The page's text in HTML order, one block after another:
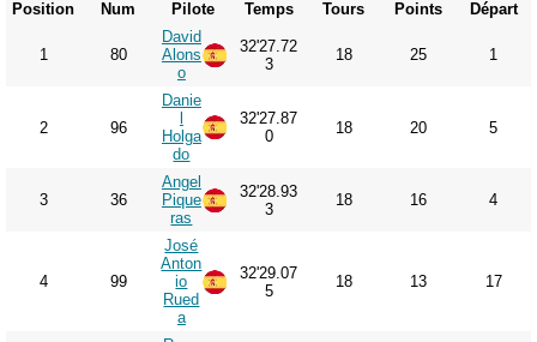
Position Num Pilote Temps Tours Points Départ
1 80
David
Alons
o
32'27.72
3
18 25 1
2 96
Danie
Holga
do
32'27.87
0
18 20 5
3 36
Angel
Pique
ras
32'28.93
3
18 16 4
4 99
José
Anton
io
Rued
a
32'29.07
5
18 13 17